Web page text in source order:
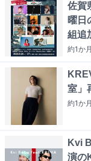
佐賀
曜日
組追
約1か月
室」
約1か月
Kvi
演の